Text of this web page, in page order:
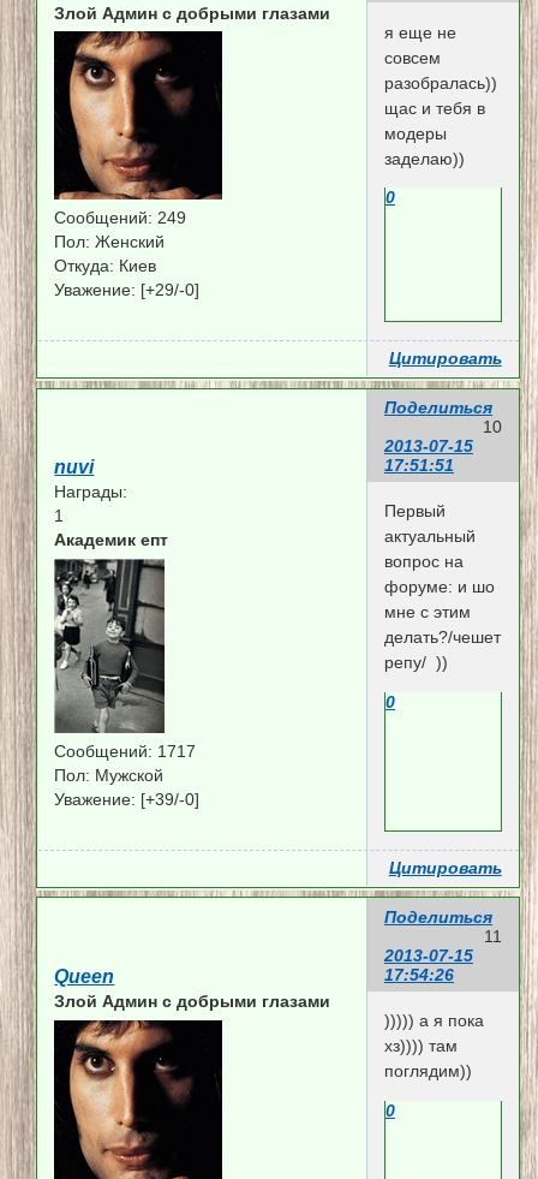
Злой Админ c добрыми глазами
Сообщений: 249
Пол: Женский
Откуда: Киев
Уважение: [+29/-0]
я еще не
совсем
разобралась))
щас и тебя в
модеры
заделаю))
0
Цитировать
Поделиться
10
2013-07-15
17:51:51
nuvi
Награды:
1
Академик епт
Сообщений: 1717
Пол: Мужской
Уважение: [+39/-0]
Первый
актуальный
вопрос на
форуме: и шо
мне с этим
делать?/чешет
репу/ ))
0
Цитировать
Поделиться
11
2013-07-15
17:54:26
Queen
Злой Админ c добрыми глазами
))))) а я пока
хз)))) там
поглядим))
0